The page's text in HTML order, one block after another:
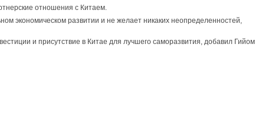
отношения с Китаем.
экономическом развитии и не желает никаких неопределенностей,
и присутствие в Китае для лучшего саморазвития, добавил Гийом